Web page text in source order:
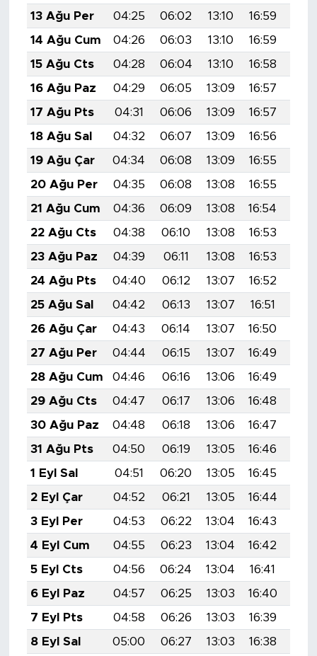
13 Ağu Per
04:25 06:02 13:10 16:59
14 Ağu Cum
04:26 06:03 13:10 16:59
15 Ağu Cts
04:28 06:04 13:10 16:58
16 Ağu Paz
04:29 06:05 13:09 16:57
17 Ağu Pts
04:31 06:06 13:09 16:57
18 Ağu Sal
04:32 06:07 13:09 16:56
19 Ağu Çar
04:34 06:08 13:09 16:55
20 Ağu Per
04:35 06:08 13:08 16:55
21 Ağu Cum
04:36 06:09 13:08 16:54
22 Ağu Cts
04:38 06:10 13:08 16:53
23 Ağu Paz
04:39 06:11 13:08 16:53
24 Ağu Pts
04:40 06:12 13:07 16:52
25 Ağu Sal
04:42 06:13 13:07 16:51
26 Ağu Çar
04:43 06:14 13:07 16:50
27 Ağu Per
04:44 06:15 13:07 16:49
28 Ağu Cum
04:46 06:16 13:06 16:49
29 Ağu Cts
04:47 06:17 13:06 16:48
30 Ağu Paz
04:48 06:18 13:06 16:47
31 Ağu Pts
04:50 06:19 13:05 16:46
1 Eyl Sal
04:51 06:20 13:05 16:45
2 Eyl Çar
04:52 06:21 13:05 16:44
3 Eyl Per
04:53 06:22 13:04 16:43
4 Eyl Cum
04:55 06:23 13:04 16:42
5 Eyl Cts
04:56 06:24 13:04 16:41
6 Eyl Paz
04:57 06:25 13:03 16:40
7 Eyl Pts
04:58 06:26 13:03 16:39
8 Eyl Sal
05:00 06:27 13:03 16:38